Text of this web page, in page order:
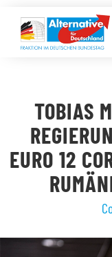
Inhalt
springen
LANDESGRUPPEN
VERANSTALTUNGEN
TOBIAS
EURO 12